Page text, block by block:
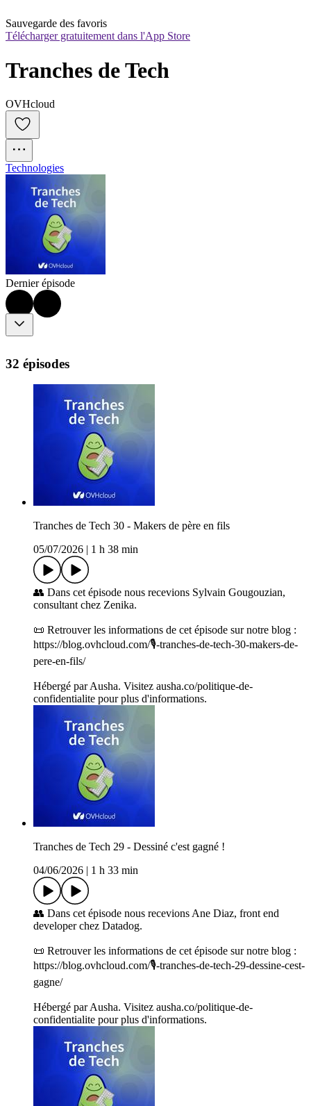
Sauvegarde des favoris
Télécharger gratuitement dans l'App Store
Tranches de Tech
OVHcloud
Technologies
Dernier épisode
32 épisodes
Tranches de Tech 30 - Makers de père en fils
05/07/2026
1 h 38 min
👥 Dans cet épisode nous recevions Sylvain Gougouzian,
consultant chez Zenika.
📜 Retrouver les informations de cet épisode sur notre blog :
https://blog.ovhcloud.com/🎙️-tranches-de-tech-30-makers-de-
pere-en-fils/
Hébergé par Ausha. Visitez ausha.co/politique-de-
confidentialite pour plus d'informations.
Tranches de Tech 29 - Dessiné c'est gagné !
04/06/2026
1 h 33 min
👥 Dans cet épisode nous recevions Ane Diaz, front end
developer chez Datadog.
📜 Retrouver les informations de cet épisode sur notre blog :
https://blog.ovhcloud.com/🎙️-tranches-de-tech-29-dessine-cest-
gagne/
Hébergé par Ausha. Visitez ausha.co/politique-de-
confidentialite pour plus d'informations.